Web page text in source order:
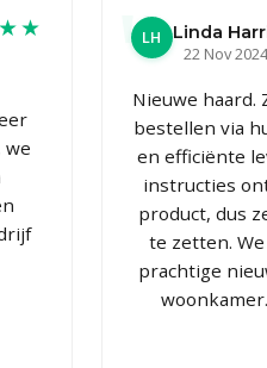
we
LH Linda
22 Nov 2024
Nieuwe haard.
bestellen via
en efficiënte
instructies
product, dus
te zetten.
prachtige